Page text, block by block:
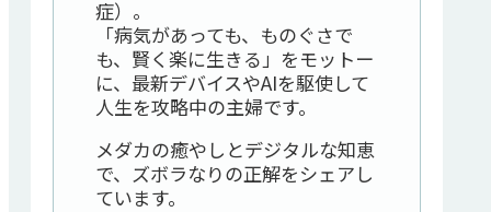
症）。
「病気があっても、ものぐさで
も、賢く楽に生きる」をモットー
に、最新デバイスやAIを駆使して
人生を攻略中の主婦です。
メダカの癒やしとデジタルな知恵
で、ズボラなりの正解をシェアし
ています。